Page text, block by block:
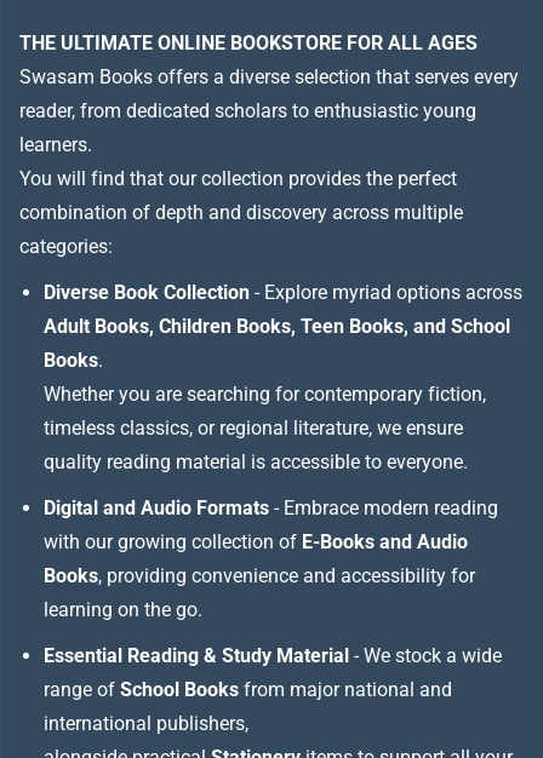
THE ULTIMATE ONLINE BOOKSTORE FOR ALL AGES
Swasam Books offers a diverse selection that serves every
reader, from dedicated scholars to enthusiastic young
learners.
You will find that our collection provides the perfect
combination of depth and discovery across multiple
categories:
Diverse Book Collection - Explore myriad options across
Adult Books, Children Books, Teen Books, and School
Books.
Whether you are searching for contemporary fiction,
timeless classics, or regional literature, we ensure
quality reading material is accessible to everyone.
Digital and Audio Formats - Embrace modern reading
with our growing collection of E-Books and Audio
Books, providing convenience and accessibility for
learning on the go.
Essential Reading & Study Material - We stock a wide
range of School Books from major national and
international publishers,